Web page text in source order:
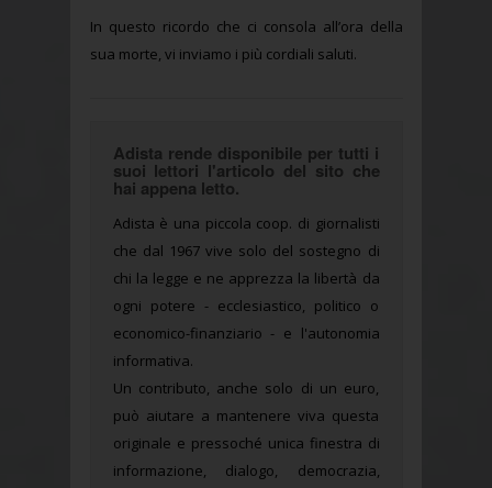
In questo ricordo che ci consola all’ora della
sua morte, vi inviamo i più cordiali saluti.
Adista rende disponibile per tutti i
suoi lettori l'articolo del sito che
hai appena letto.
Adista è una piccola coop. di giornalisti
che dal 1967 vive solo del sostegno di
chi la legge e ne apprezza la libertà da
ogni potere - ecclesiastico, politico o
economico-finanziario - e l'autonomia
informativa.
Un contributo, anche solo di un euro,
può aiutare a mantenere viva questa
originale e pressoché unica finestra di
informazione, dialogo, democrazia,